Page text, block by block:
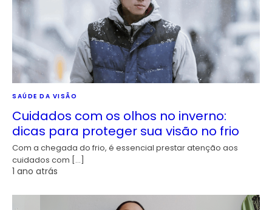
SAÚDE DA VISÃO
Cuidados com os olhos no inverno:
dicas para proteger sua visão no frio
Com a chegada do frio, é essencial prestar atenção aos
cuidados com […]
1 ano atrás